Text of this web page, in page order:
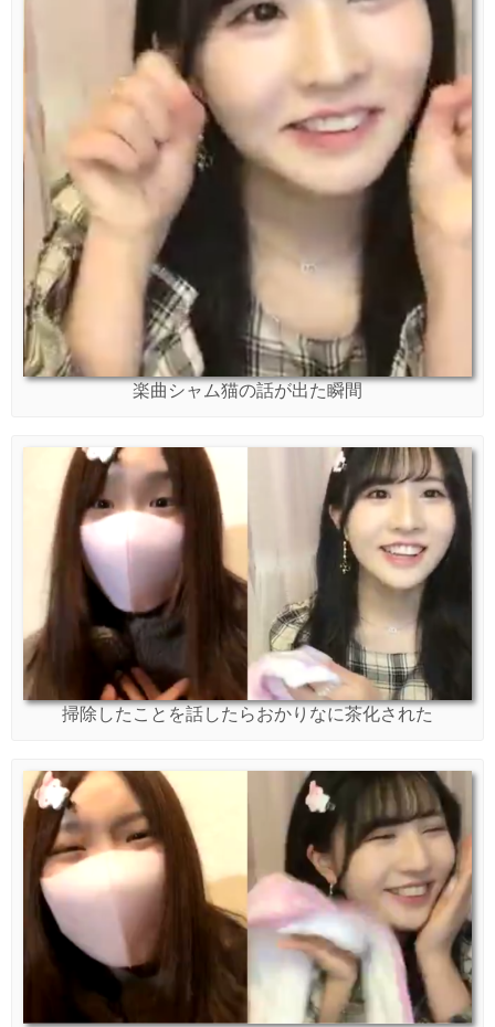
楽曲シャム猫の話が出た瞬間
掃除したことを話したらおかりなに茶化された